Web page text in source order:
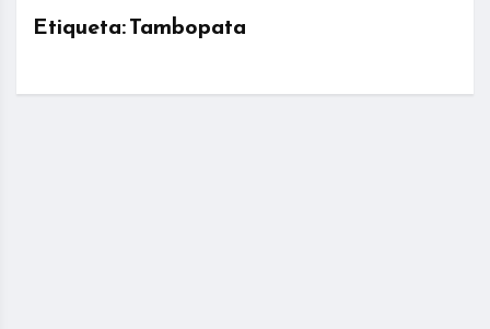
Etiqueta:Tambopata